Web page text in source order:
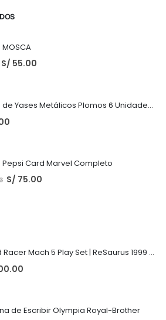
MOSCA
S/ 55.00
Juego de Yases Metálicos Plomos 6 Unidades + Pelota de Goma (En Bolsita Lista para Regalar)
Pepsi Card Marvel Completo
S/ 75.00
Speed Racer Mach 5 Play Set | ReSaurus 1999 | Meteoro
de Escribir Olympia Royal-Brother